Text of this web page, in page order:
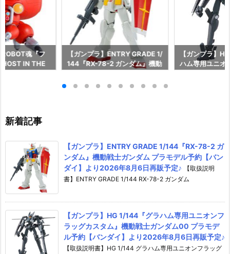
魂『フ
IN THE
【ガンプラ】ENTRY GRADE 1/
144『RX-78-2 ガンダム』機動
【バンダイ】より2026年8月6
【ガンプラ】
ハム専用ユニオ
新着記事
【ガンプラ】ENTRY GRADE 1/144『RX-78-2 ガ
ンダム』機動戦士ガンダム プラモデル予約【バン
ダイ】より2026年8月6日再販予定♪
【取扱説明
書】ENTRY GRADE 1/144 RX-78-2 ガンダム
【ガンプラ】HG 1/144『グラハム専用ユニオンフ
ラッグカスタム』機動戦士ガンダム00 プラモデ
ル予約【バンダイ】より2026年8月6日再販予定♪
【取扱説明書】HG 1/144 グラハム専用ユニオンフラッグ